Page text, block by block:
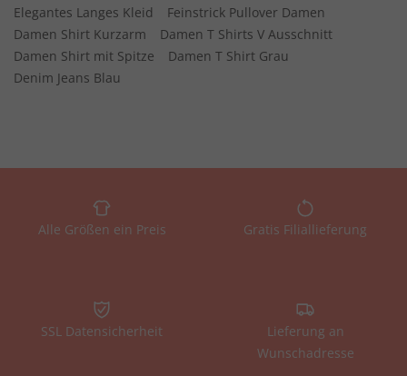
Elegantes Langes Kleid
Feinstrick Pullover Damen
Damen Shirt Kurzarm
Damen T Shirts V Ausschnitt
Damen Shirt mit Spitze
Damen T Shirt Grau
Denim Jeans Blau
Alle Größen ein Preis Gratis Filiallieferung
SSL Datensicherheit
Lieferung an
Wunschadresse